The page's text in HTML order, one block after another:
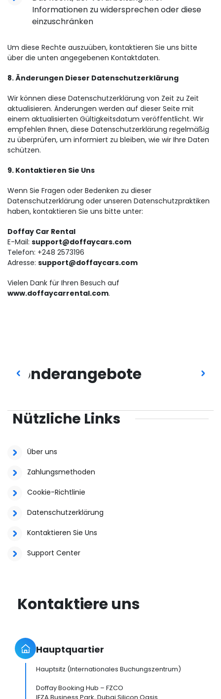
Informationen zu widersprechen oder diese
einzuschränken
Um diese Rechte auszuüben, kontaktieren Sie uns bitte
über die unten angegebenen Kontaktdaten.
8. Änderungen Dieser Datenschutzerklärung
Wir können diese Datenschutzerklärung von Zeit zu Zeit
aktualisieren. Änderungen werden auf dieser Seite mit
einem aktualisierten Gültigkeitsdatum veröffentlicht. Wir
empfehlen Ihnen, diese Datenschutzerklärung regelmäßig
zu überprüfen, um informiert zu bleiben, wie wir Ihre Daten
schützen.
9. Kontaktieren Sie Uns
Wenn Sie Fragen oder Bedenken zu dieser
Datenschutzerklärung oder unseren Datenschutzpraktiken
haben, kontaktieren Sie uns bitte unter:
Doffay Car Rental
E-Mail: support@doffaycars.com
Telefon: +248 2573196
Adresse: support@doffaycars.com
Vielen Dank für Ihren Besuch auf
www.doffaycarrental.com.
Sonderangebote
Nützliche Links
Über uns
Zahlungsmethoden
Cookie-Richtlinie
Datenschutzerklärung
Kontaktieren Sie Uns
Support Center
Kontaktiere uns
Hauptquartier
Hauptsitz (Internationales Buchungszentrum)
Doffay Booking Hub – FZCO